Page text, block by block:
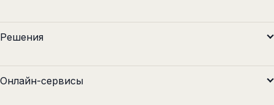
Решения
Онлайн-сервисы